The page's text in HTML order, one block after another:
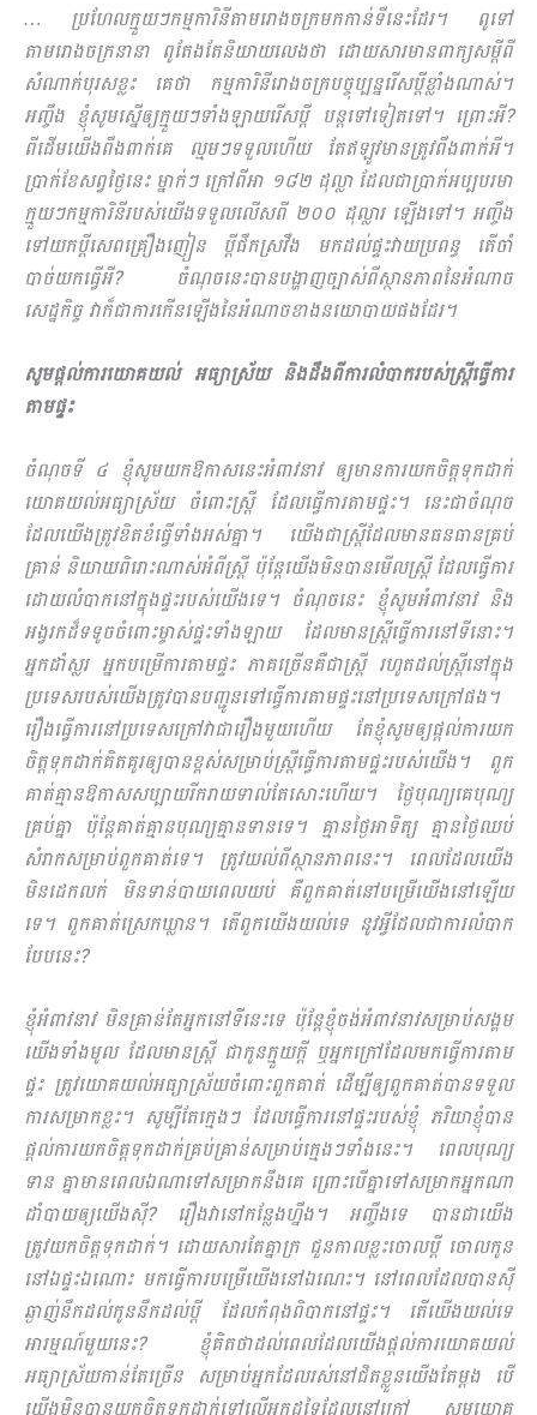
… ប្រហែលក្មួយៗកម្មការិនីតាមរោងចក្រមកកាន់ទីនេះដែរ។ ពូទៅ
តាមរោងចក្រនានា ពូតែងតែនិយាយលេងថា ដោយសារមានពាក្យសម្ដីពី
សំណាក់បុរសខ្លះ គេថា កម្មការិនីរោងចក្របច្ចុប្បន្នរើសប្ដីខ្លាំងណាស់។
អញ្ចឹង ខ្ញុំសូមស្នើឲ្យក្មួយៗទាំងឡាយរើសប្ដី បន្ដទៅទៀតទៅ។ ព្រោះអី?
ពីដើមយើងពឹងពាក់គេ ល្មមៗទទួលហើយ តែឥឡូវមានត្រូវពឹងពាក់អី។
ប្រាក់ខែសព្វថ្ងៃនេះ ម្នាក់ៗ ក្រៅពីអា ១៨២ ដុល្លា ដែលជាប្រាក់អប្បបរមា
ក្មួយៗកម្មការិនីរបស់យើងទទួលលើសពី ២០០ ដុល្លារ ឡើងទៅ។ អញ្ចឹង
ទៅយកប្ដីសេពគ្រឿងញៀន ប្ដីផឹកស្រវឹង មកដល់ផ្ទះវាយប្រពន្ធ តើចាំ
បាច់យកធ្វើអី? ចំណុចនេះបានបង្ហាញច្បាស់ពីស្ថានភាពនៃអំណាច
សេដ្ឋកិច្ច វាក៏ជាការកើនឡើងនៃអំណាចខាងនយោបាយផងដែរ។
សូមផ្ដល់ការយោគយល់ អធ្យាស្រ័យ និងដឹងពីការលំបាករបស់ស្ដ្រីធ្វើការ
តាមផ្ទះ
ចំណុចទី ៤ ខ្ញុំសូមយកឱកាសនេះអំពាវនាវ ឲ្យមានការយកចិត្តទុកដាក់
យោគយល់អធ្យាស្រ័យ ចំពោះស្រ្ដី ដែលធ្វើការតាមផ្ទះ។ នេះជាចំណុច
ដែលយើងត្រូវខិតខំធ្វើទាំងអស់គ្នា។ យើងជាស្ដ្រីដែលមានធនធានគ្រប់
គ្រាន់ និយាយពិរោះណាស់អំពីស្ដ្រី ប៉ុន្ដែយើងមិនបានមើលស្ដ្រី ដែលធ្វើការ
ដោយលំបាកនៅក្នុងផ្ទះរបស់យើងទេ។ ចំណុចនេះ ខ្ញុំសូមអំពាវនាវ និង
អង្វរកដ៏ទទូចចំពោះម្ចាស់ផ្ទះទាំងឡាយ ដែលមានស្ដ្រីធ្វើការនៅទីនោះ។
អ្នកដាំស្លរ អ្នកបម្រើការតាមផ្ទះ ភាគច្រើនគឺជាស្ដ្រី រហូតដល់ស្ដ្រីនៅក្នុង
ប្រទេសរបស់យើងត្រូវបានបញ្ជូនទៅធ្វើការតាមផ្ទះនៅប្រទេសក្រៅផង។
រឿងធ្វើការនៅប្រទេសក្រៅវាជារឿងមួយហើយ តែខ្ញុំសូមឲ្យផ្ដល់ការយក
ចិត្តទុកដាក់គិតគូរឲ្យបានខ្ពស់សម្រាប់ស្ដ្រីធ្វើការតាមផ្ទះរបស់យើង។ ពួក
គាត់គ្មានឱកាសសប្បាយរីករាយទាល់តែសោះហើយ។ ថ្ងៃបុណ្យគេបុណ្យ
គ្រប់គ្នា ប៉ុន្ដែគាត់គ្មានបុណ្យគ្មានទានទេ។ គ្មានថ្ងៃអាទិត្យ គ្មានថ្ងៃឈប់
សំរាកសម្រាប់ពួកគាត់ទេ។ ត្រូវយល់ពីស្ថានភាពនេះ។ ពេលដែលយើង
មិនដេកលក់ មិនទាន់បាយពេលយប់ គឺពួកគាត់នៅបម្រើយើងនៅឡើយ
ទេ។ ពួកគាត់ស្រេកឃ្លាន។ តើពួកយើងយល់ទេ នូវអ្វីដែលជាការលំបាក
បែបនេះ?
ខ្ញុំអំពាវនាវ មិនគ្រាន់តែអ្នកនៅទីនេះទេ ប៉ុន្ដែខ្ញុំចង់អំពាវនាវសម្រាប់សង្គម
យើងទាំងមូល ដែលមានស្ដ្រី ជាកូនក្មួយក្ដី ឬអ្នកក្រៅដែលមកធ្វើការតាម
ផ្ទះ ត្រូវយោគយល់អធ្យាស្រ័យចំពោះពួកគាត់ ដើម្បីឲ្យពួកគាត់បានទទួល
ការសម្រាកខ្លះ។ សូម្បីតែក្មេងៗ ដែលធ្វើការនៅផ្ទះរបស់ខ្ញុំ ភរិយាខ្ញុំបាន
ផ្ដល់ការយកចិត្តទុកដាក់គ្រប់គ្រាន់សម្រាប់ក្មេងៗទាំងនេះ។ ពេលបុណ្យ
ទាន គ្នាមានពេលឯណាទៅសម្រាកនឹងគេ ព្រោះបើគ្នាទៅសម្រាកអ្នកណា
ដាំបាយឲ្យយើងស៊ី? រឿងវានៅកន្លែងហ្នឹង។ អញ្ចឹងទេ បានជាយើង
ត្រូវយកចិត្តទុកដាក់។ ដោយ​សារតែគ្នាក្រ ជួនកាលខ្លះចោលប្ដី ចោលកូន
នៅឯផ្ទះឯណោះ មកធ្វើការបម្រើយើងនៅឯណេះ។ នៅពេលដែលបានស៊ី
ឆ្ងាញ់នឹកដល់កូននឹកដល់ប្ដី ដែលកំពុងពិបាកនៅផ្ទះ។ តើយើងយល់ទេ
អារម្មណ៍មួយនេះ? ខ្ញុំគិតថាដល់ពេលដែលយើងផ្ដល់ការយោគយល់
អធ្យាស្រ័យកាន់តែច្រើន សម្រាប់អ្នកដែលរស់នៅជិតខ្លួនយើងតែម្ដង បើ